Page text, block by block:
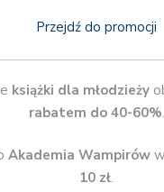
Przejdź do promocji
książki dla młodzieży
rabatem do 40-60%.
Akademia Wampiróww
10 zł.